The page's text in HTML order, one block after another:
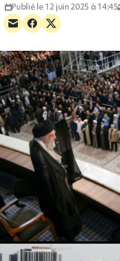
Publié le 12 juin 2025 à 14:45